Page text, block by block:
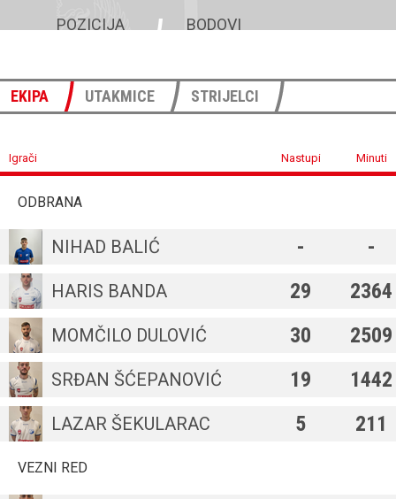
POZICIJA BODOVI
EKIPA UTAKMICE STRIJELCI
Igrači Nastupi Minuti
ODBRANA
NIHAD BALIĆ - -
HARIS BANDA 29 2364
MOMČILO DULOVIĆ 30 2509
SRĐAN ŠĆEPANOVIĆ 19 1442
LAZAR ŠEKULARAC 5 211
VEZNI RED